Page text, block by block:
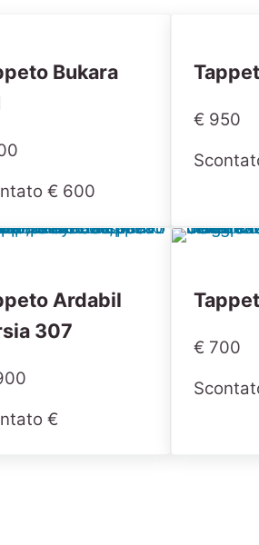
Bukara
€ 600
€ 950
Ardabil
307
€
€ 700